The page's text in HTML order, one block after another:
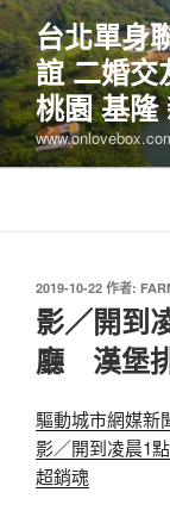
跳
至
主
要
內
容
台北單身
誼 二婚交
桃園 基隆
發
佈
於
2019-10-22 作者:
影／開到
廳 漢堡
驅動城市網媒新
影／開到凌晨1
超銷魂